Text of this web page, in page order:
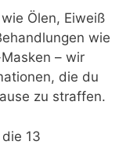
Ölen, Eiweiß
wie
– wir
die du
zu straffen.
13